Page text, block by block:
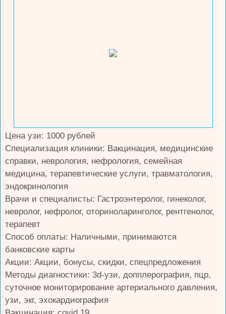
Цена узи: 1000 рублей
Специализация клиники: Вакцинация, медицинские
справки, неврология, нефрология, семейная
медицина, терапевтические услуги, травматология,
эндокринология
Врачи и специалисты: Гастроэнтеролог, гинеколог,
невролог, нефролог, оториноларинголог, рентгенолог,
терапевт
Способ оплаты: Наличными, принимаются
банковские карты
Акции: Акции, бонусы, скидки, спецпредложения
Методы диагностики: 3d-узи, допплерография, пцр,
суточное мониторирование артериального давления,
узи, экг, эхокардиография